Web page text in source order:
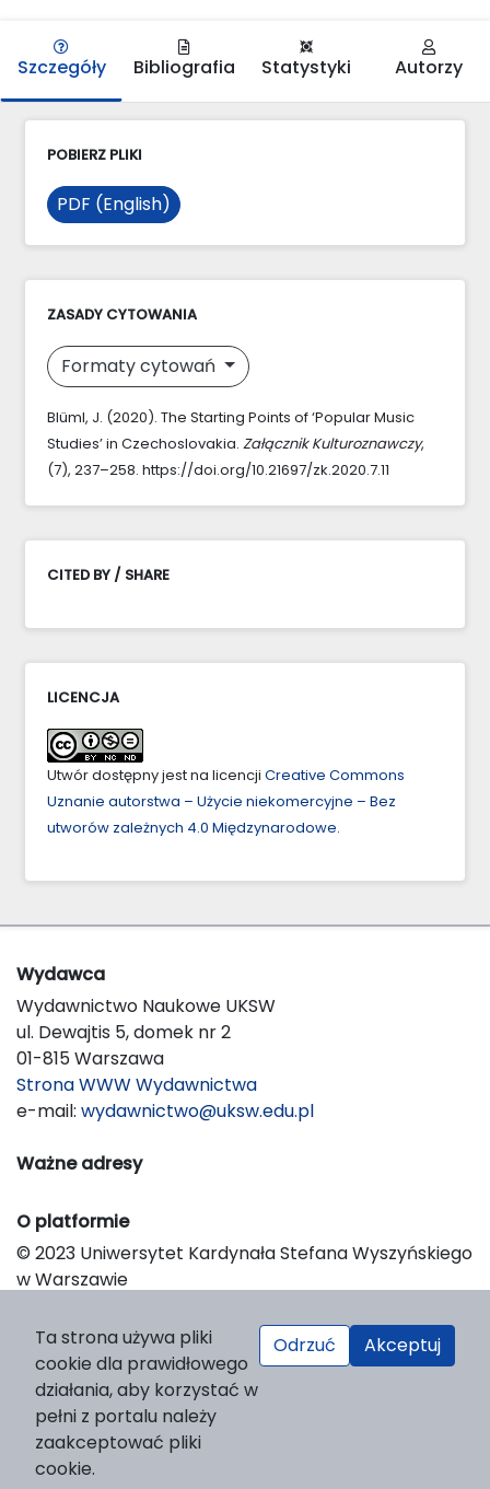
Szczegóły Bibliografia Statystyki Autorzy
POBIERZ PLIKI
PDF (English)
ZASADY CYTOWANIA
Formaty cytowań
Blüml, J. (2020). The Starting Points of ‘Popular Music
Studies’ in Czechoslovakia. Załącznik Kulturoznawczy,
(7), 237–258. https://doi.org/10.21697/zk.2020.7.11
CITED BY / SHARE
LICENCJA
Utwór dostępny jest na licencji Creative Commons
Uznanie autorstwa – Użycie niekomercyjne – Bez
utworów zależnych 4.0 Międzynarodowe.
Wydawca
Wydawnictwo Naukowe UKSW
ul. Dewajtis 5, domek nr 2
01-815 Warszawa
Strona WWW Wydawnictwa
e-mail: wydawnictwo@uksw.edu.pl
Ważne adresy
O platformie
© 2023 Uniwersytet Kardynała Stefana Wyszyńskiego
w Warszawie
Platform & Workflow by OJS/PKP
Ta strona używa pliki
cookie dla prawidłowego
działania, aby korzystać w
pełni z portalu należy
zaakceptować pliki
cookie.
Odrzuć Akceptuj